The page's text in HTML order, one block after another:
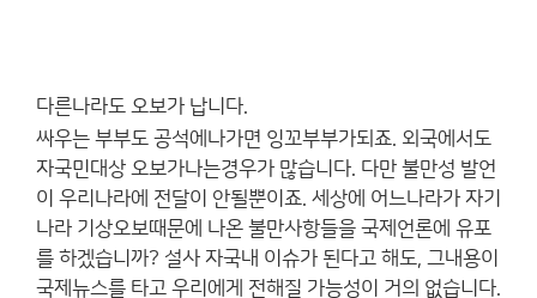
다른나라도 오보가 납니다.
싸우는 부부도 공석에나가면 잉꼬부부가되죠. 외국에서도
자국민대상 오보가나는경우가 많습니다. 다만 불만성 발언
이 우리나라에 전달이 안될뿐이죠. 세상에 어느나라가 자기
나라 기상오보때문에 나온 불만사항들을 국제언론에 유포
를 하겠습니까? 설사 자국내 이슈가 된다고 해도, 그내용이
국제뉴스를 타고 우리에게 전해질 가능성이 거의 없습니다.